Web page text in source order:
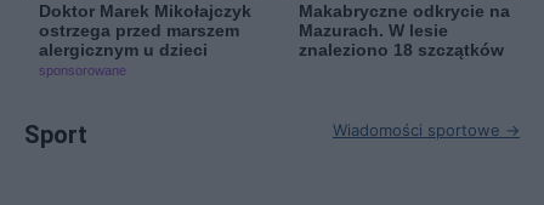
Doktor Marek Mikołajczyk
ostrzega przed marszem
alergicznym u dzieci
sponsorowane
Makabryczne odkrycie na
Mazurach. W lesie
znaleziono 18 szczątków
Sport Wiadomości sportowe →